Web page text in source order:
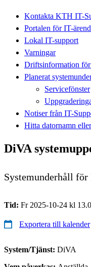
Kontakta KTH IT-
Portalen för IT-
Lokal IT-support
Varningar
Driftsinformation för
Planerat
Servicefönster
Notiser från IT-
Hitta datornamn
DiVA
Systemunderhåll
Tid: Fr 2025-10-24 kl
Exportera till kalender
System/Tjänst: DiVA